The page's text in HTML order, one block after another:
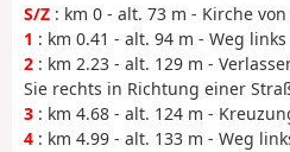
S/Z : km 0 - alt. 73 m - Kirche von
1 : km 0.41 - alt. 94 m - Weg links
2 : km 2.23 - alt. 129 m -
Sie rechts in Richtung einer
3 : km 4.68 - alt. 124 m -
4 : km 4.99 - alt. 133 m - Weg